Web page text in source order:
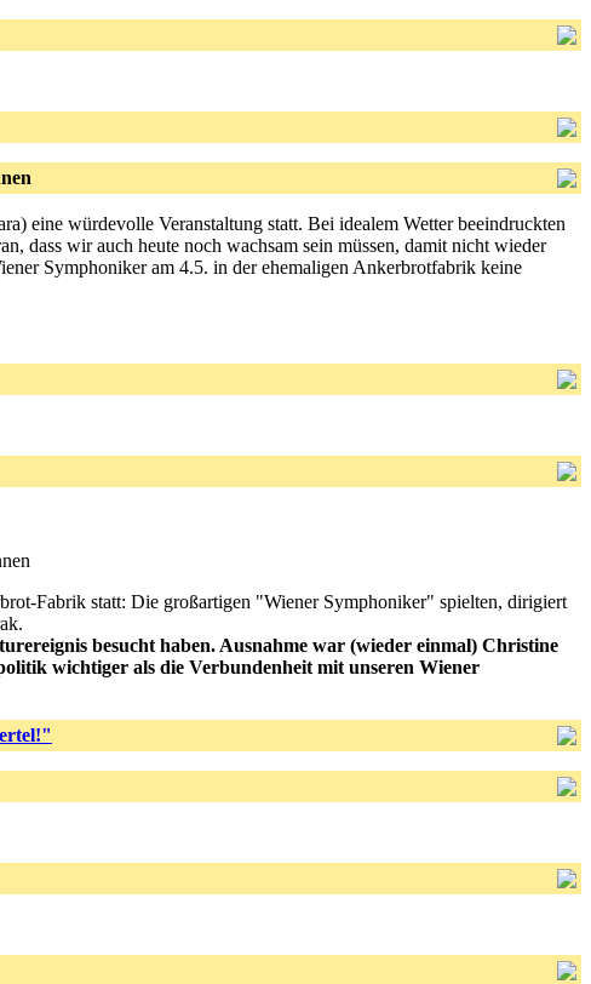
eine würdevolle Veranstaltung statt. Bei idealem Wetter beeindruckten
dass wir auch heute noch wachsam sein müssen, damit nicht wieder
Symphoniker am 4.5. in der ehemaligen Ankerbrotfabrik keine
Fabrik statt: Die großartigen "Wiener Symphoniker" spielten, dirigiert
besucht haben. Ausnahme war (wieder einmal) Christine
wichtiger als die Verbundenheit mit unseren Wiener